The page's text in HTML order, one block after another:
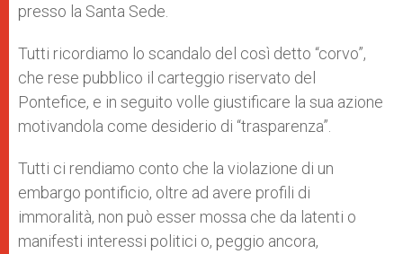
presso la Santa Sede.
Tutti ricordiamo lo scandalo del così detto “corvo”,
che rese pubblico il carteggio riservato del
Pontefice, e in seguito volle giustificare la sua azione
motivandola come desiderio di “trasparenza”.
Tutti ci rendiamo conto che la violazione di un
embargo pontificio, oltre ad avere profili di
immoralità, non può esser mossa che da latenti o
manifesti interessi politici o, peggio ancora,